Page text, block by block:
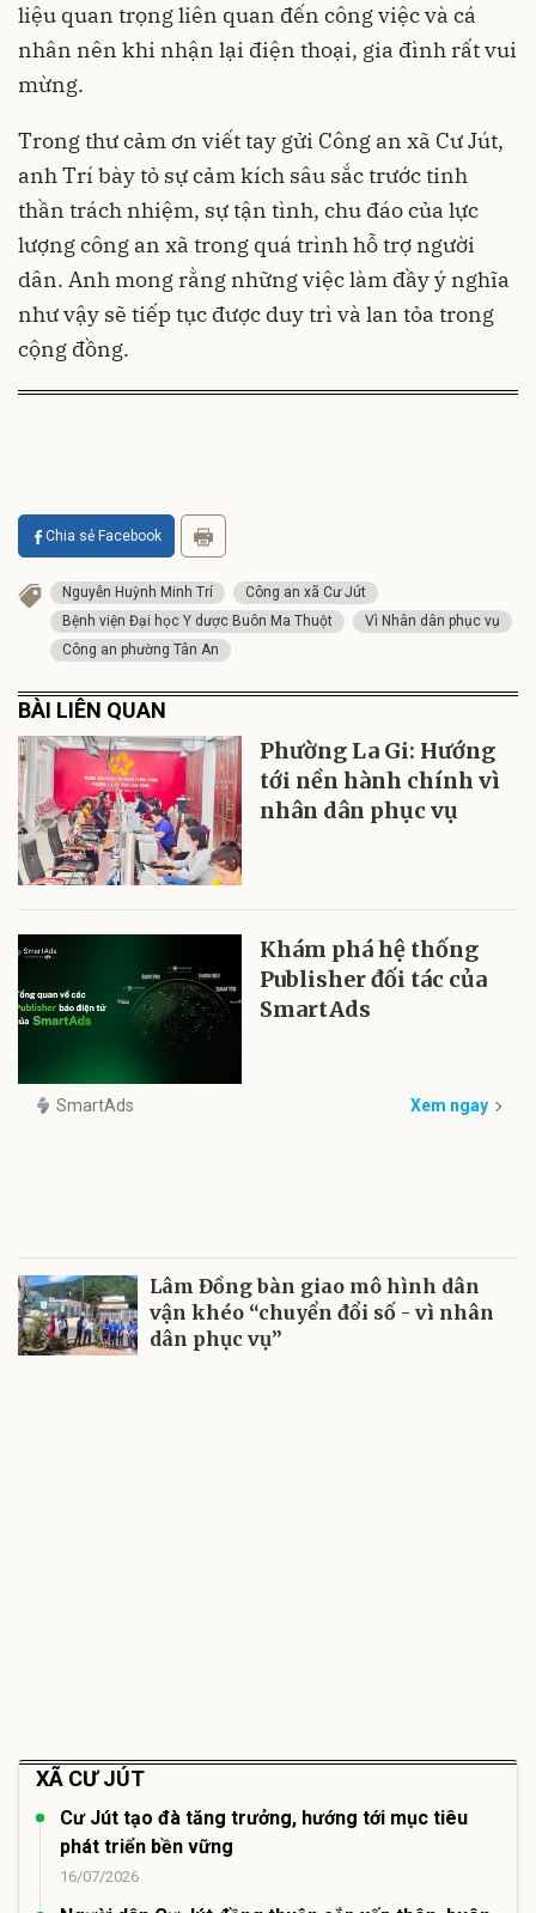
liệu quan trọng liên quan đến công việc và cá
nhân nên khi nhận lại điện thoại, gia đình rất vui
mừng.
Trong thư cảm ơn viết tay gửi Công an xã Cư Jút,
anh Trí bày tỏ sự cảm kích sâu sắc trước tinh
thần trách nhiệm, sự tận tình, chu đáo của lực
lượng công an xã trong quá trình hỗ trợ người
dân. Anh mong rằng những việc làm đầy ý nghĩa
như vậy sẽ tiếp tục được duy trì và lan tỏa trong
cộng đồng.
Chia sẻ Facebook
Nguyễn Huỳnh Minh Trí
Công an xã Cư Jút
Bệnh viện Đại học Y dược Buôn Ma Thuột
Vì Nhân dân phục vụ
Công an phường Tân An
BÀI LIÊN QUAN
Phường La Gi: Hướng
tới nền hành chính vì
nhân dân phục vụ
Khám phá hệ thống
Publisher đối tác của
SmartAds
SmartAds Xem ngay
Lâm Đồng bàn giao mô hình dân
vận khéo “chuyển đổi số - vì nhân
dân phục vụ”
XÃ CƯ JÚT
Cư Jút tạo đà tăng trưởng, hướng tới mục tiêu
phát triển bền vững
16/07/2026